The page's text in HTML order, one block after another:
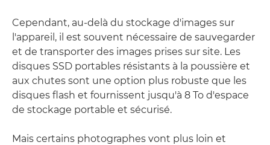
Cependant, au-delà du stockage d'images sur
l'appareil, il est souvent nécessaire de sauvegarder
et de transporter des images prises sur site. Les
disques SSD portables résistants à la poussière et
aux chutes sont une option plus robuste que les
disques flash et fournissent jusqu'à 8 To d'espace
de stockage portable et sécurisé.
Mais certains photographes vont plus loin et